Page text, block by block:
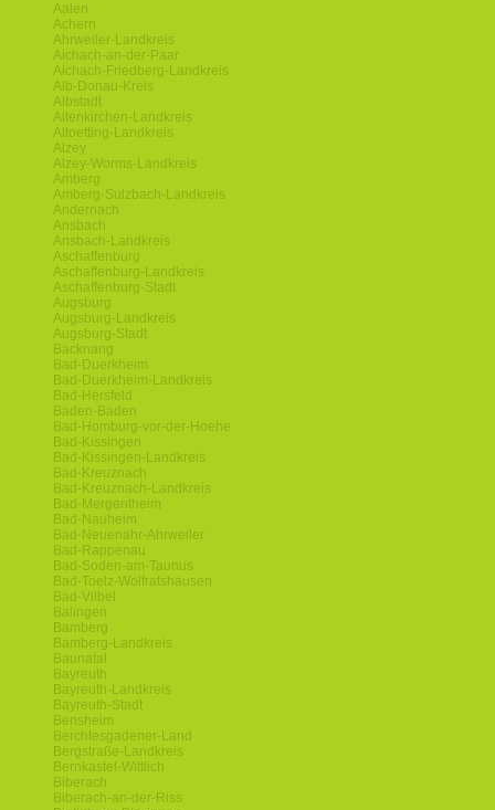
Aalen
Achern
Ahrweiler-Landkreis
Aichach-an-der-Paar
Aichach-Friedberg-Landkreis
Alb-Donau-Kreis
Albstadt
Altenkirchen-Landkreis
Altoetting-Landkreis
Alzey
Alzey-Worms-Landkreis
Amberg
Amberg-Sulzbach-Landkreis
Andernach
Ansbach
Ansbach-Landkreis
Aschaffenburg
Aschaffenburg-Landkreis
Aschaffenburg-Stadt
Augsburg
Augsburg-Landkreis
Augsburg-Stadt
Backnang
Bad-Duerkheim
Bad-Duerkheim-Landkreis
Bad-Hersfeld
Baden-Baden
Bad-Homburg-vor-der-Hoehe
Bad-Kissingen
Bad-Kissingen-Landkreis
Bad-Kreuznach
Bad-Kreuznach-Landkreis
Bad-Mergentheim
Bad-Nauheim
Bad-Neuenahr-Ahrweiler
Bad-Rappenau
Bad-Soden-am-Taunus
Bad-Toelz-Wolfratshausen
Bad-Vilbel
Balingen
Bamberg
Bamberg-Landkreis
Baunatal
Bayreuth
Bayreuth-Landkreis
Bayreuth-Stadt
Bensheim
Berchtesgadener-Land
Bergstraße-Landkreis
Bernkastel-Wittlich
Biberach
Biberach-an-der-Riss